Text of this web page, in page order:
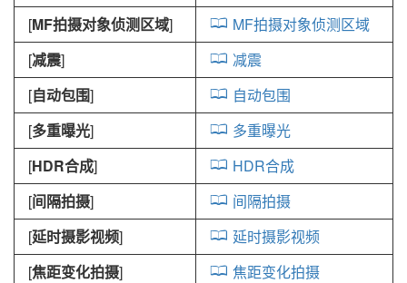
[MF拍摄对象侦测区域]
MF拍摄对象侦测区域
[减震]
减震
[自动包围]
自动包围
[多重曝光]
多重曝光
[HDR合成]
HDR合成
[间隔拍摄]
间隔拍摄
[延时摄影视频]
延时摄影视频
[焦距变化拍摄] 焦距变化拍摄